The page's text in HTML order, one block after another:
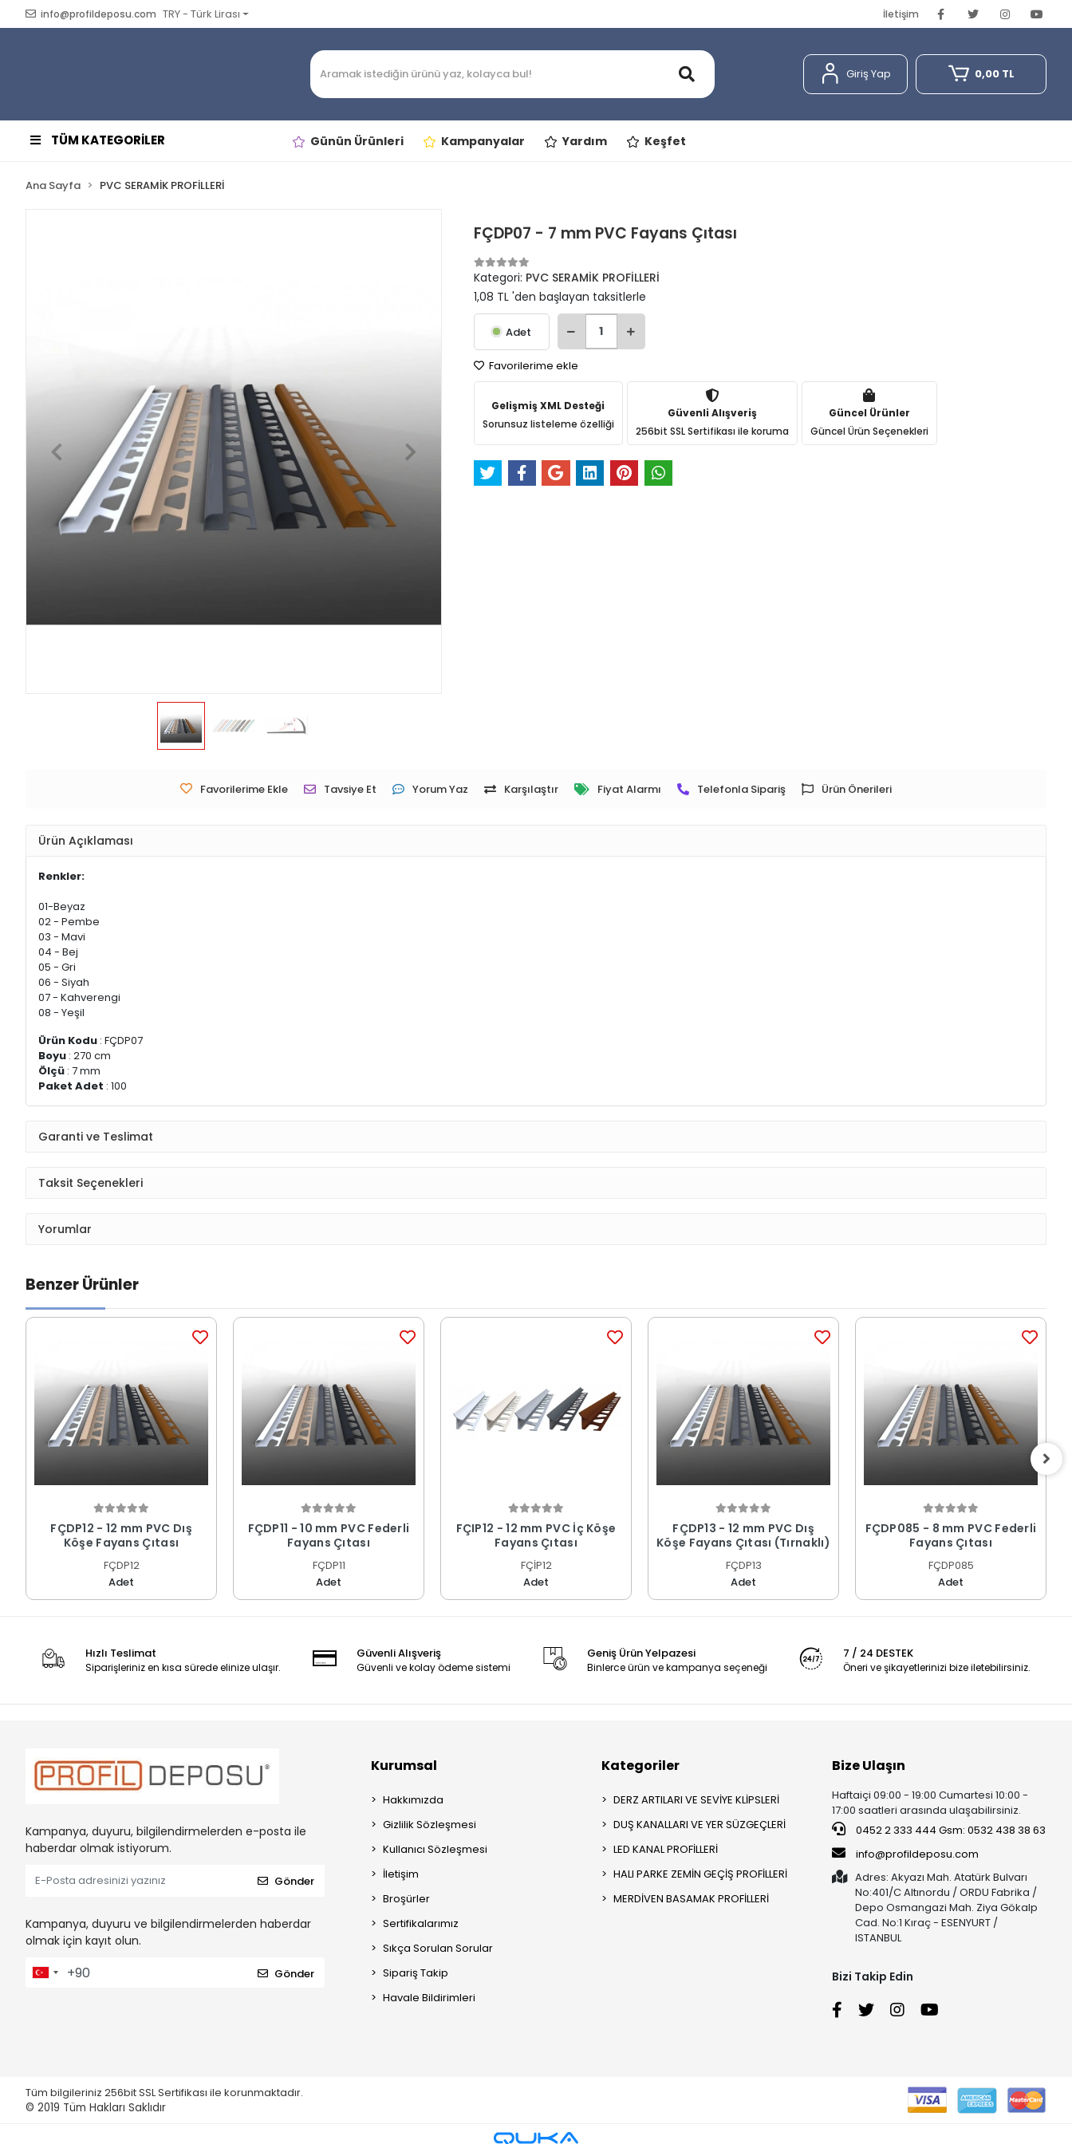
info@profildeposu.com TRY - Türk Lirası İletişim
Giriş Yap 0,00 TL
TÜM KATEGORİLER Günün Ürünleri Kampanyalar Yardım Keşfet
Ana Sayfa PVC SERAMİK PROFİLLERİ
FÇDP07 - 7 mm PVC Fayans Çıtası
Kategori: PVC SERAMİK PROFİLLERİ
1,08 TL 'den başlayan taksitlerle
Adet
Favorilerime ekle
Gelişmiş XML Desteği
Sorunsuz listeleme özelliği
Güvenli Alışveriş
256bit SSL Sertifikası ile koruma
Güncel Ürünler
Güncel Ürün Seçenekleri
Favorilerime Ekle Tavsiye Et Yorum Yaz Karşılaştır Fiyat Alarmı Telefonla Sipariş Ürün Önerileri
Ürün Açıklaması
Renkler:
01-Beyaz
02 - Pembe
03 - Mavi
04 - Bej
05 - Gri
06 - Siyah
07 - Kahverengi
08 - Yeşil
Ürün Kodu : FÇDP07
Boyu : 270 cm
Ölçü : 7 mm
Paket Adet : 100
Garanti ve Teslimat
Taksit Seçenekleri
Yorumlar
Benzer Ürünler
FÇDP12 - 12 mm PVC Dış
Köşe Fayans Çıtası
FÇDP12
Adet
FÇDP11 - 10 mm PVC Federli
Fayans Çıtası
FÇDP11
Adet
FÇIP12 - 12 mm PVC İç Köşe
Fayans Çıtası
FÇİP12
Adet
FÇDP13 - 12 mm PVC Dış
Köşe Fayans Çıtası (Tırnaklı)
FÇDP13
Adet
FÇDP085 - 8 mm PVC Federli
Fayans Çıtası
FÇDP085
Adet
Hızlı Teslimat
Siparişleriniz en kısa sürede elinize ulaşır.
Güvenli Alışveriş
Güvenli ve kolay ödeme sistemi
Geniş Ürün Yelpazesi
Binlerce ürün ve kampanya seçeneği
7 / 24 DESTEK
Öneri ve şikayetlerinizi bize iletebilirsiniz.
Kampanya, duyuru, bilgilendirmelerden e-posta ile
haberdar olmak istiyorum.
Gönder
Kampanya, duyuru ve bilgilendirmelerden haberdar
olmak için kayıt olun.
Gönder
Kurumsal
Hakkımızda
Gizlilik Sözleşmesi
Kullanıcı Sözleşmesi
İletişim
Broşürler
Sertifikalarımız
Sıkça Sorulan Sorular
Sipariş Takip
Havale Bildirimleri
Kategoriler
DERZ ARTILARI VE SEVİYE KLİPSLERİ
DUŞ KANALLARI VE YER SÜZGEÇLERİ
LED KANAL PROFİLLERİ
HALI PARKE ZEMİN GEÇİŞ PROFİLLERİ
MERDİVEN BASAMAK PROFİLLERİ
Bize Ulaşın
Haftaiçi 09:00 - 19:00 Cumartesi 10:00 -
17:00 saatleri arasında ulaşabilirsiniz.
0452 2 333 444 Gsm: 0532 438 38 63
info@profildeposu.com
Adres: Akyazı Mah. Atatürk Bulvarı
No:401/C Altınordu / ORDU Fabrika /
Depo Osmangazi Mah. Ziya Gökalp
Cad. No:1 Kıraç - ESENYURT /
ISTANBUL
Bizi Takip Edin
Tüm bilgileriniz 256bit SSL Sertifikası ile korunmaktadır.
© 2019 Tüm Hakları Saklıdır